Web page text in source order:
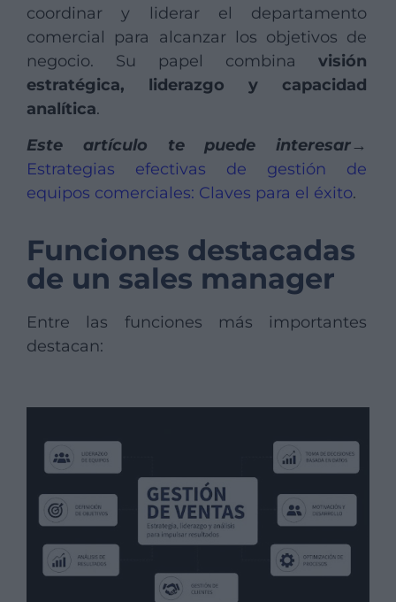
coordinar y liderar el departamento
comercial para alcanzar los objetivos de
negocio. Su papel combinavisión
estratégica, liderazgo y capacidad
analítica.
Este artículo te puede interesar→
Estrategias efectivas de gestión de
equipos comerciales: Claves para el éxito.
Funciones destacadas
de un sales manager
Entre las funciones más importantes
destacan: